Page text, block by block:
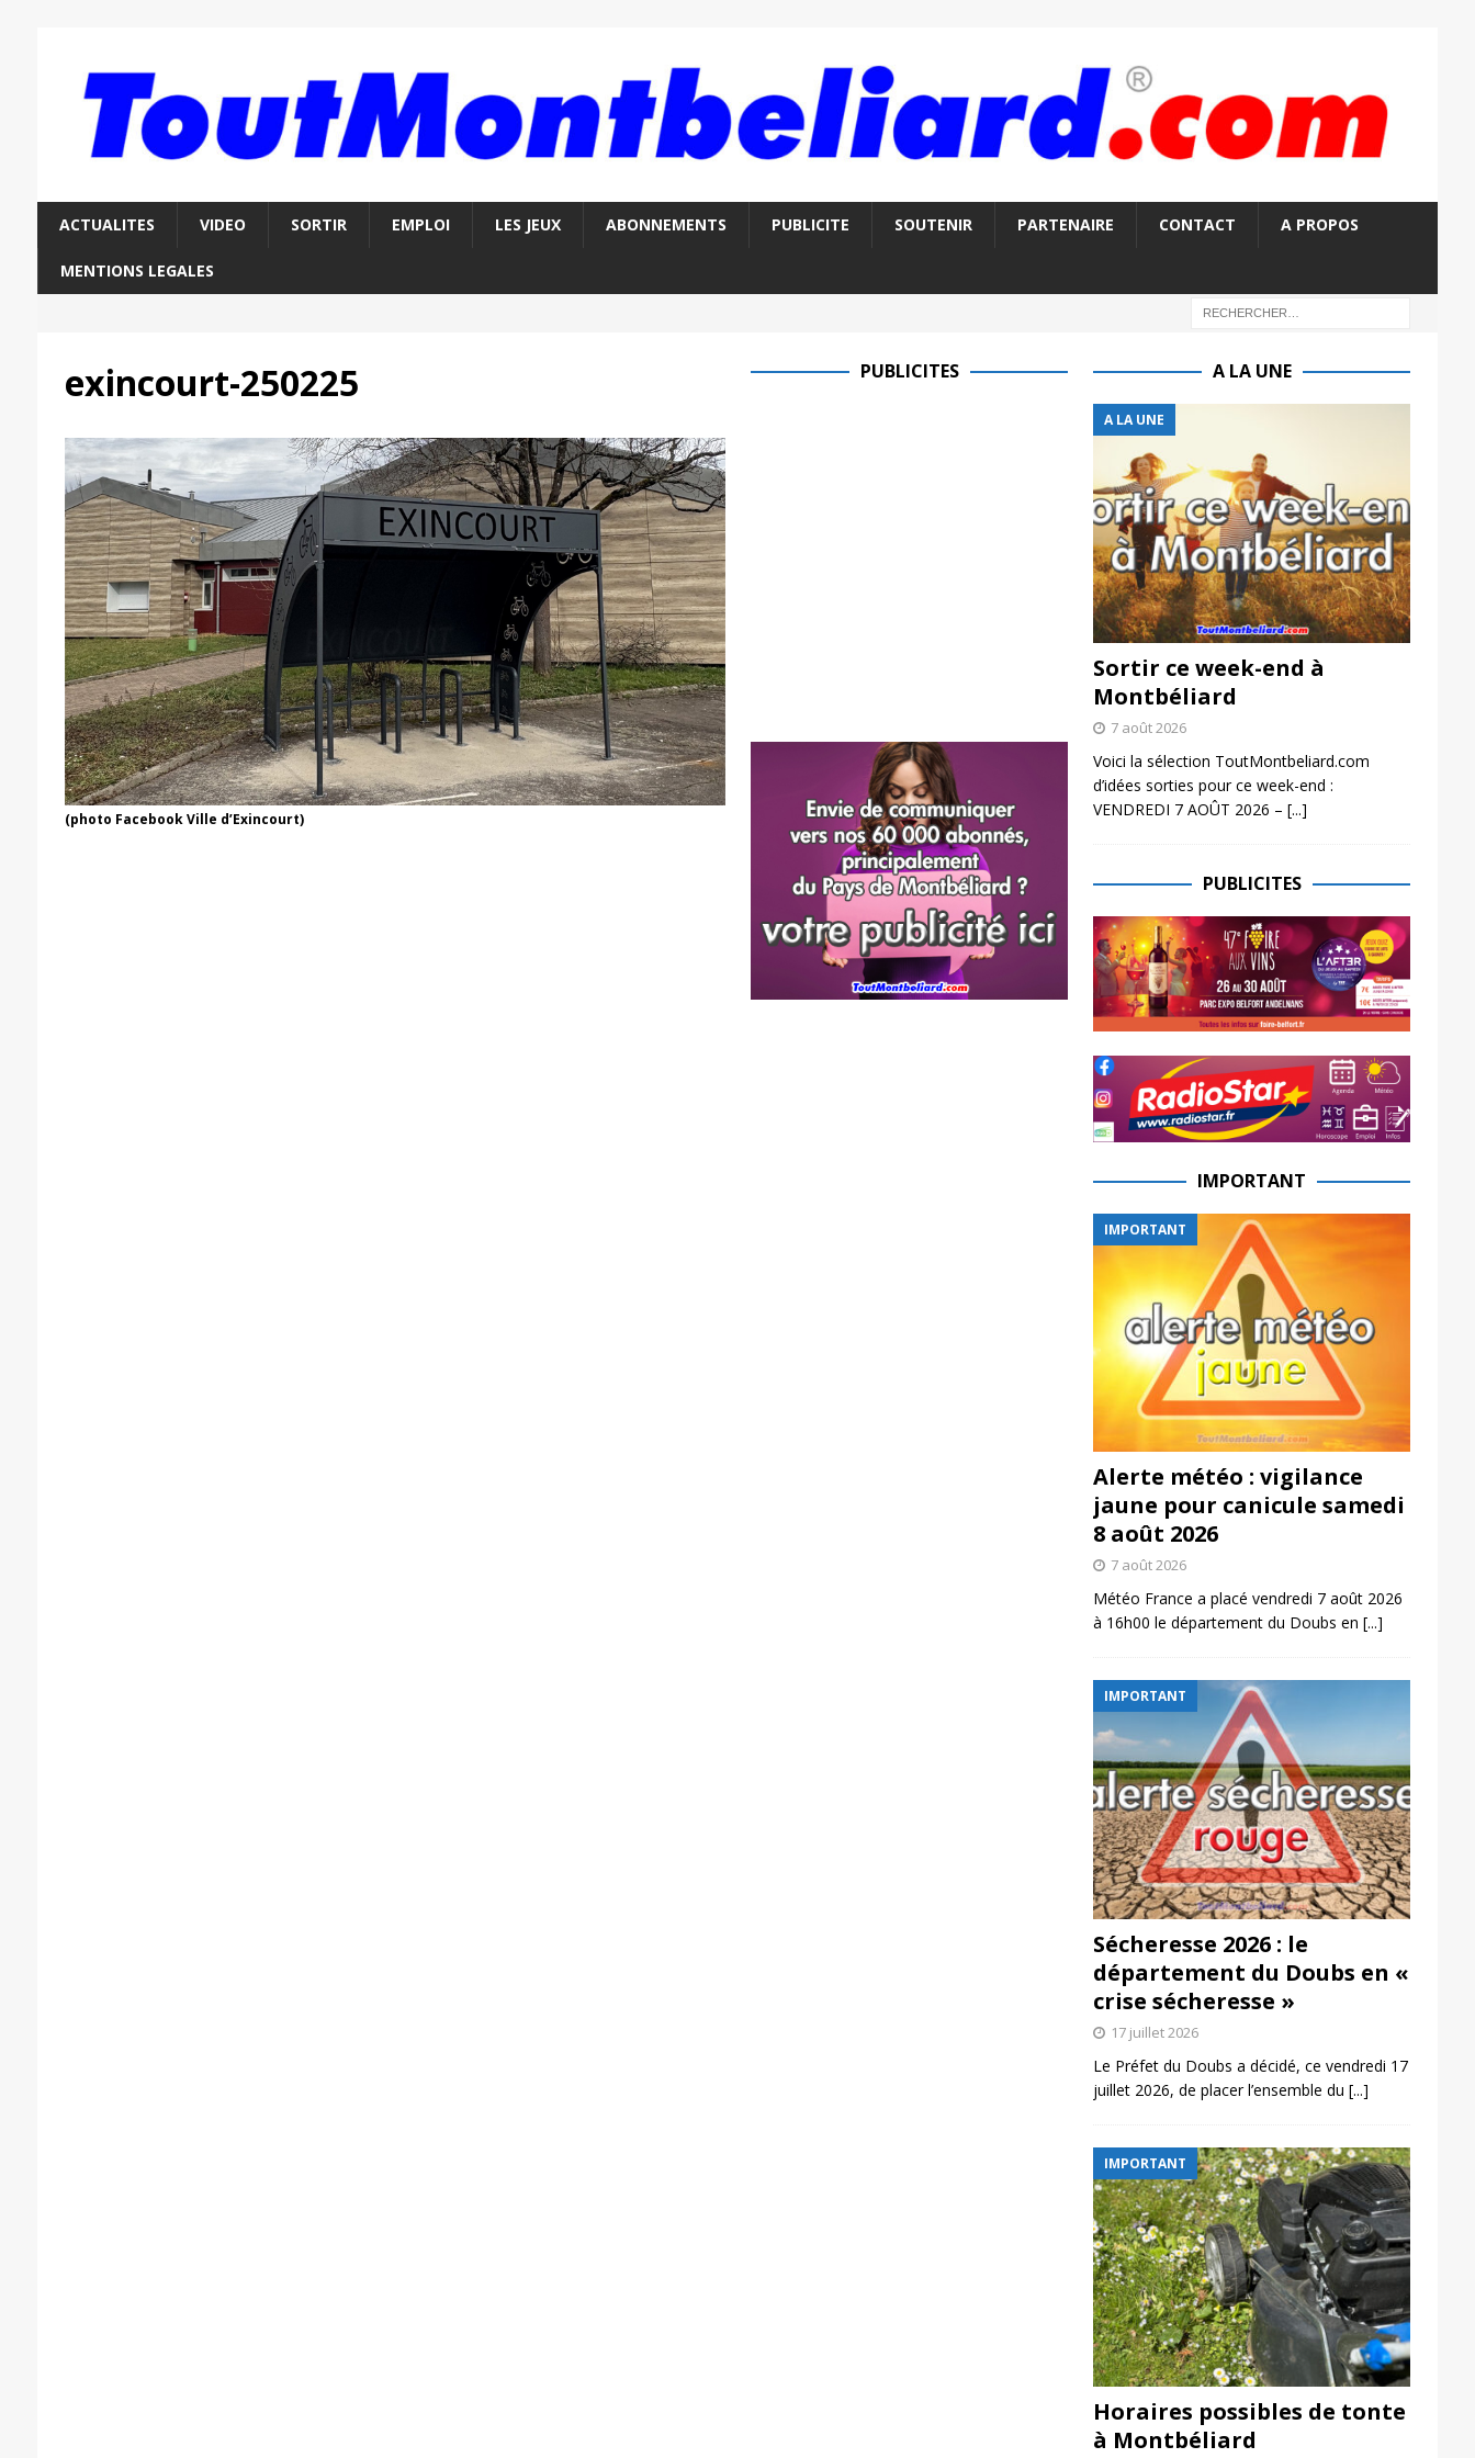
ACTUALITES VIDEO SORTIR EMPLOI LES JEUX ABONNEMENTS PUBLICITE SOUTENIR PARTENAIRE CONTACT A PROPOS
MENTIONS LEGALES
exincourt-250225
(photo Facebook Ville d’Exincourt)
PUBLICITES A LA UNE
A LA UNE
Sortir ce week-end à
Montbéliard
7 août 2026
Voici la sélection ToutMontbeliard.com
d’idées sorties pour ce week-end :
VENDREDI 7 AOÛT 2026 – [...]
PUBLICITES
IMPORTANT
IMPORTANT
Alerte météo : vigilance
jaune pour canicule samedi
8 août 2026
7 août 2026
Météo France a placé vendredi 7 août 2026
à 16h00 le département du Doubs en [...]
IMPORTANT
Sécheresse 2026 : le
département du Doubs en «
crise sécheresse »
17 juillet 2026
Le Préfet du Doubs a décidé, ce vendredi 17
juillet 2026, de placer l’ensemble du [...]
IMPORTANT
Horaires possibles de tonte
à Montbéliard